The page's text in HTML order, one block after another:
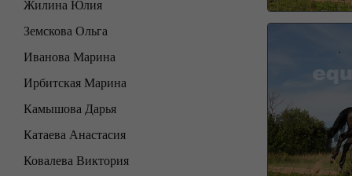
Жилина Юлия
Земскова Ольга
Иванова Марина
Ирбитская Марина
Камышова Дарья
Катаева Анастасия
Ковалева Виктория